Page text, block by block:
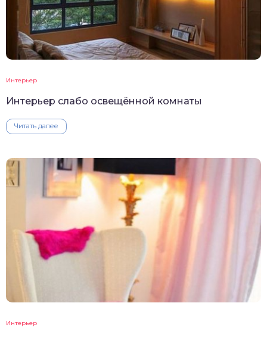
Интерьер
Интерьер слабо освещённой комнаты
Читать далее
Интерьер